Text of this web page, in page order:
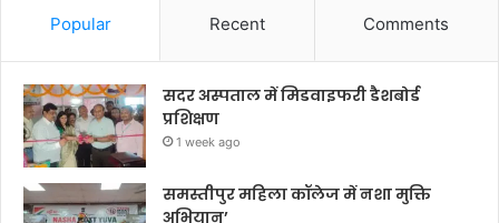
Popular Recent Comments
सदर अस्पताल में मिडवाइफरी डैशबोर्ड
प्रशिक्षण
1 week ago
समस्तीपुर महिला कॉलेज में नशा मुक्ति
अभियान’